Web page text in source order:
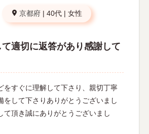
京都府 | 40代 | 女性
適切に返答があり感謝して
をすぐに理解して下さり、親切丁寧
をして下さりありがとうございまし
て頂き誠にありがとうございまし